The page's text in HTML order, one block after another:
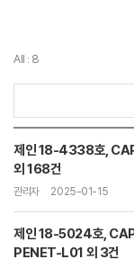
All : 8
제인 18-4338호,
외 168건
관리자 2025-01-15
제인 18-5024호,
PENET-L01 외 3건